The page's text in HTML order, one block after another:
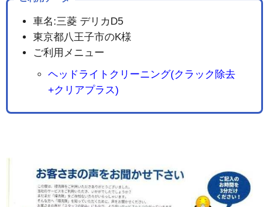
車名:三菱 デリカD5
東京都八王子市のK様
ご利用メニュー
ヘッドライトクリーニング(クラック除去
+クリアプラス)